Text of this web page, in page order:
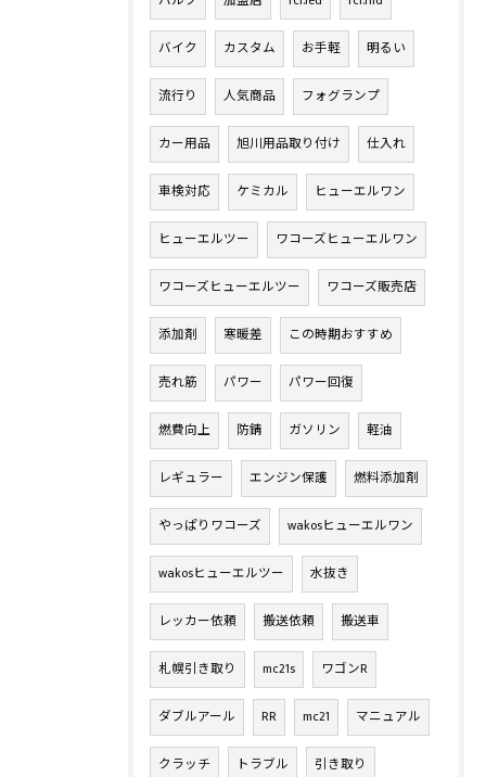
バイク カスタム お手軽 明るい
流行り 人気商品 フォグランプ
カー用品 旭川用品取り付け 仕入れ
車検対応 ケミカル ヒューエルワン
ヒューエルツー ワコーズヒューエルワン
ワコーズヒューエルツー ワコーズ販売店
添加剤 寒暖差 この時期おすすめ
売れ筋 パワー パワー回復
燃費向上 防錆 ガソリン 軽油
レギュラー エンジン保護 燃料添加剤
やっぱりワコーズ wakosヒューエルワン
wakosヒューエルツー 水抜き
レッカー依頼 搬送依頼 搬送車
札幌引き取り mc21s ワゴンR
ダブルアール RR mc21 マニュアル
クラッチ トラブル 引き取り